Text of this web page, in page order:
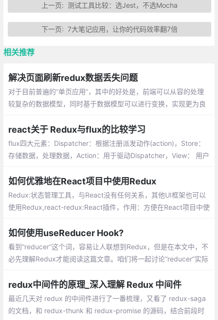
上一页: 测试工具比较：选Jest，不选Mocha
下一页: 7大笔记应用，让你的代码效率翻7倍
相关推荐
解决页面刷新redux数据丢失问题
对于目前普遍的“单页应用”，其中的好处是，前端可以从容的处理
较复杂的数据模型，同时基于数据模型可以进行变换，实现更为良
组件状态的模型，随便称其为UI模型。
react关于 Redux与flux的比较学习
flux四大元素：Dispatcher：根据注册派发动作(action)，Store：
存储数据，处理数据，Action：用于驱动Dispatcher，View： 用户
信的缺点。Redux基本原则：继承Flux基本原则：单向数据流
如何优雅地在React项目中使用Redux
Redux:状态管理工具，与React没有任何关系，其他UI框架也可以
使用Redux,react-redux:React插件，作用：方便在React项目中使
如何使用useReducer Hook?
看到“reducer”这个词，容易让人联想到Redux，但是在本文中，不
必先理解Redux才能阅读这篇文章。咱们将一起讨论“reducer”实际
及这个新钩子对Redux意味着什么？
redux中间件的原理_深入理解 Redux 中间件
最近几天对 redux 的中间件进行了一番梳理，又看了 redux-saga
的文档，和 redux-thunk 和 redux-promise 的源码，结合前段时